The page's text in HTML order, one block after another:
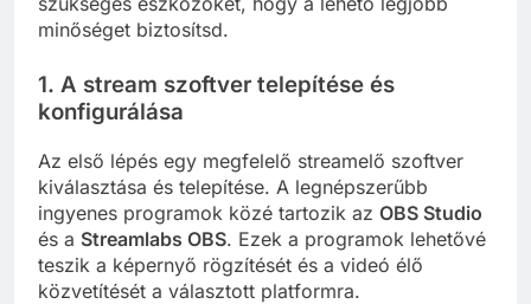
minőséget biztosítsd.
1. A stream szoftver telepítése és
konfigurálása
Az első lépés egy megfelelő streamelő szoftver
kiválasztása és telepítése. A legnépszerűbb
ingyenes programok közé tartozik az OBS Studio
és a Streamlabs OBS. Ezek a programok lehetővé
teszik a képernyő rögzítését és a videó élő
közvetítését a választott platformra.